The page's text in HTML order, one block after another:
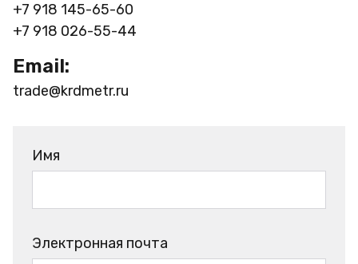
+7 918 145-65-60
+7 918 026-55-44
Email:
trade@krdmetr.ru
Имя
Электронная почта